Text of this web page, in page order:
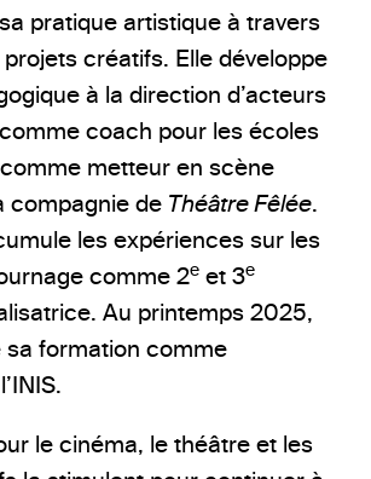
pratique artistique à travers
créatifs. Elle développe
à la direction d’acteurs
coach pour les écoles
metteur en scène
compagnie de Théâtre Fêlée.
les expériences sur les
comme 2e et 3e
Au printemps 2025,
sa formation comme
le cinéma, le théâtre et les